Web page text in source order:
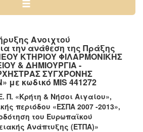
Aνοιχτού
την ανάθεση της Πράξης
ΚΤΗΡΙΟΥ ΦΙΛΑΡΜΟΝΙΚΗΣ
& ΔΗΜΙΟΥΡΓΙΑ -
ΣΥΓΧΡΟΝΗΣ
με κωδικό MIS 441272
Π. «Κρήτη & Νήσοι Αιγαίου»,
περιόδου «ΕΣΠΑ 2007 -2013»,
του Ευρωπαϊκού
Ανάπτυξης (ΕΤΠΑ)»